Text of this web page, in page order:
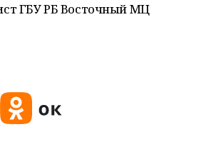
ГБУ РБ Восточный МЦ